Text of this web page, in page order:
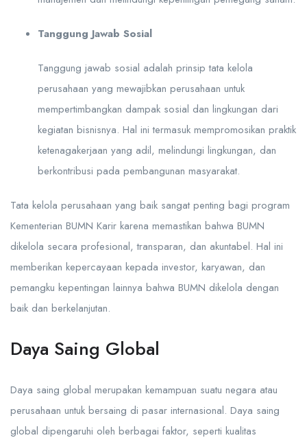
Tanggung Jawab Sosial
Tanggung jawab sosial adalah prinsip tata kelola
perusahaan yang mewajibkan perusahaan untuk
mempertimbangkan dampak sosial dan lingkungan dari
kegiatan bisnisnya. Hal ini termasuk mempromosikan praktik
ketenagakerjaan yang adil, melindungi lingkungan, dan
berkontribusi pada pembangunan masyarakat.
Tata kelola perusahaan yang baik sangat penting bagi program
Kementerian BUMN Karir karena memastikan bahwa BUMN
dikelola secara profesional, transparan, dan akuntabel. Hal ini
memberikan kepercayaan kepada investor, karyawan, dan
pemangku kepentingan lainnya bahwa BUMN dikelola dengan
baik dan berkelanjutan.
Daya Saing Global
Daya saing global merupakan kemampuan suatu negara atau
perusahaan untuk bersaing di pasar internasional. Daya saing
global dipengaruhi oleh berbagai faktor, seperti kualitas